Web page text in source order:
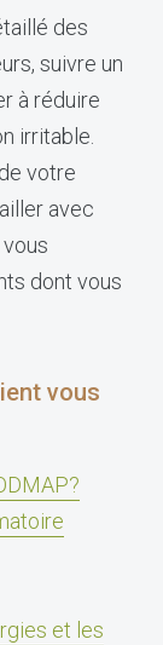
des
suivre un
à réduire
irritable.
votre
avec
dont vous
vous
et les